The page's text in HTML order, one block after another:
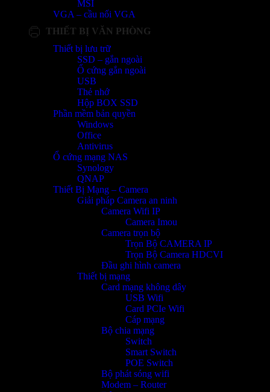
MSI
VGA – cầu nối VGA
THIẾT BỊ VĂN PHÒNG
Thiết bị lưu trữ
SSD – gắn ngoài
Ổ cứng gắn ngoài
USB
Thẻ nhớ
Hộp BOX SSD
Phần mềm bản quyền
Windows
Office
Antivirus
Ổ cứng mạng NAS
Synology
QNAP
Thiết Bị Mạng – Camera
Giải pháp Camera an ninh
Camera Wifi IP
Camera Imou
Camera trọn bộ
Trọn Bộ CAMERA IP
Trọn Bộ Camera HDCVI
Đầu ghi hình camera
Thiết bị mạng
Card mạng không dây
USB Wifi
Card PCIe Wifi
Cáp mạng
Bộ chia mạng
Switch
Smart Switch
POE Switch
Bộ phát sóng wifi
Modem – Router